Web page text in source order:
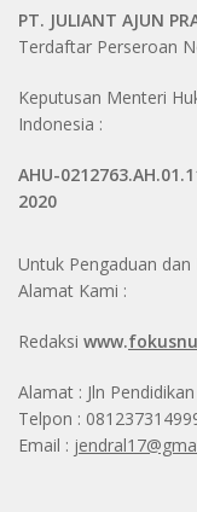
PT. JULIANT AJUN
Terdaftar Perseroan
Keputusan Menteri
Indonesia :
AHU-
2020
Untuk Pengaduan
Alamat Kami :
Redaksi www.
Alamat : Jln
Telpon :
Email :